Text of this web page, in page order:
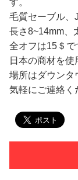
毛質セーブル、
長さ8~14mm、
全オフは15＄で
日本の商材を使
場所はダウンタ
気軽にご連絡く